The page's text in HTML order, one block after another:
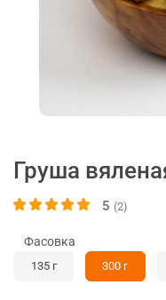
Груша
5 (2)
Фасовка
135 г 300 г